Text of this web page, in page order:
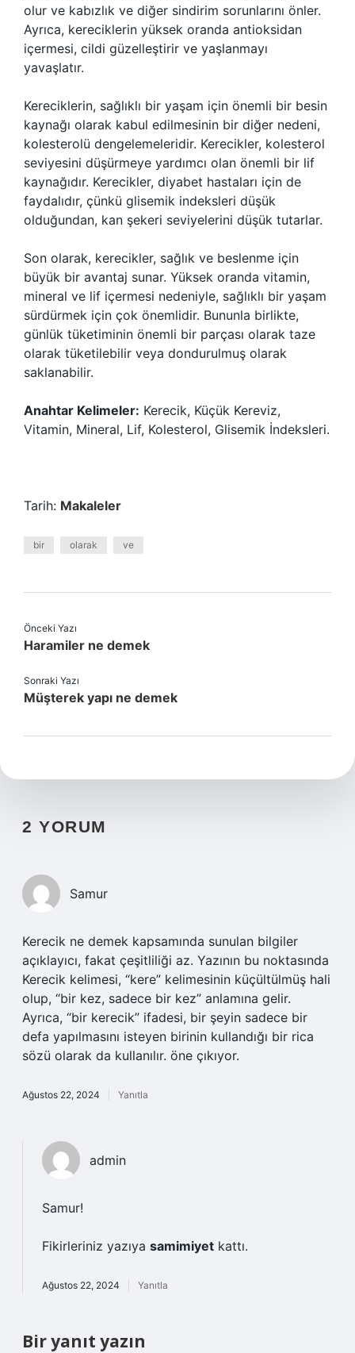
olur ve kabızlık ve diğer sindirim sorunlarını önler.
Ayrıca, kereciklerin yüksek oranda antioksidan
içermesi, cildi güzelleştirir ve yaşlanmayı
yavaşlatır.
Kereciklerin, sağlıklı bir yaşam için önemli bir besin
kaynağı olarak kabul edilmesinin bir diğer nedeni,
kolesterolü dengelemeleridir. Kerecikler, kolesterol
seviyesini düşürmeye yardımcı olan önemli bir lif
kaynağıdır. Kerecikler, diyabet hastaları için de
faydalıdır, çünkü glisemik indeksleri düşük
olduğundan, kan şekeri seviyelerini düşük tutarlar.
Son olarak, kerecikler, sağlık ve beslenme için
büyük bir avantaj sunar. Yüksek oranda vitamin,
mineral ve lif içermesi nedeniyle, sağlıklı bir yaşam
sürdürmek için çok önemlidir. Bununla birlikte,
günlük tüketiminin önemli bir parçası olarak taze
olarak tüketilebilir veya dondurulmuş olarak
saklanabilir.
Anahtar Kelimeler: Kerecik, Küçük Kereviz,
Vitamin, Mineral, Lif, Kolesterol, Glisemik İndeksleri.
Tarih: Makaleler
bir olarak ve
Önceki Yazı
Haramiler ne demek
Sonraki Yazı
Müşterek yapı ne demek
2 YORUM
Samur
Kerecik ne demek kapsamında sunulan bilgiler
açıklayıcı, fakat çeşitliliği az. Yazının bu noktasında
Kerecik kelimesi, “kere” kelimesinin küçültülmüş hali
olup, “bir kez, sadece bir kez” anlamına gelir.
Ayrıca, “bir kerecik” ifadesi, bir şeyin sadece bir
defa yapılmasını isteyen birinin kullandığı bir rica
sözü olarak da kullanılır. öne çıkıyor.
Ağustos 22, 2024 Yanıtla
admin
Samur!
Fikirleriniz yazıya samimiyet kattı.
Ağustos 22, 2024 Yanıtla
Bir yanıt yazın